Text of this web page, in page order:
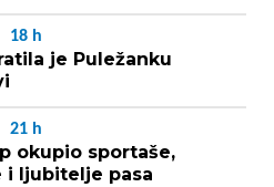
18 h
je Puležanku
21 h
okupio sportaše,
i ljubitelje pasa